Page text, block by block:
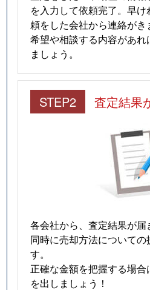
を入力して依頼完了。早
頼をした会社から連絡がき
希望や相談する内容があれ
ましょう。
STEP2 査定結果
各会社から、査定結果が届
同時に売却方法についての
す。
正確な金額を把握する場
を出しましょう！